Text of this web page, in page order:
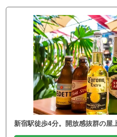
新宿駅徒歩4分。開放感抜群の屋